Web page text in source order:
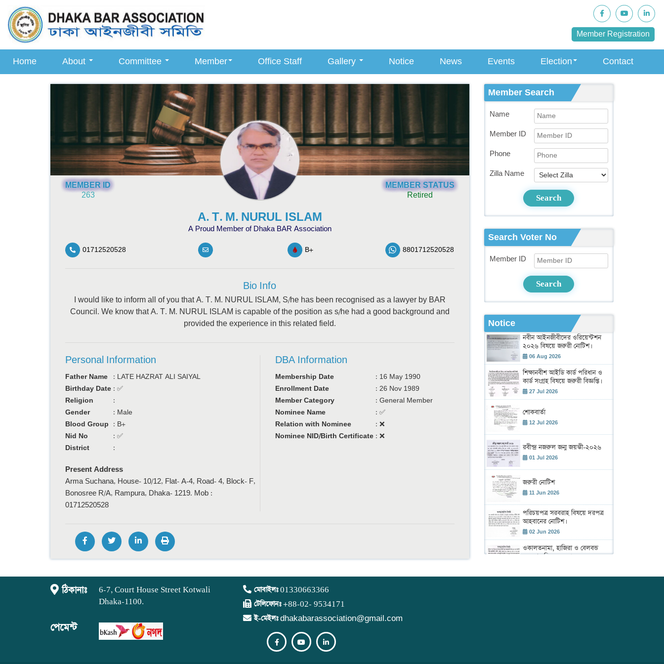
Member Registration
Home About Committee Member Office Staff Gallery Notice News Events Election Contact
MEMBER ID
263
MEMBER STATUS
Retired
A. T. M. NURUL ISLAM
A Proud Member of Dhaka BAR Association
01712520528 B+ 8801712520528
Bio Info
I would like to inform all of you that A. T. M. NURUL ISLAM, S/he has been recognised as a lawyer by BAR
Council. We know that A. T. M. NURUL ISLAM is capable of the position as s/he had a good background and
provided the experience in this related field.
Personal Information
Father Name : LATE HAZRAT ALI SAIYAL
Birthday Date : ✅
Religion
:
Gender
: Male
Blood Group
: B+
Nid No
: ✅
District
:
Present Address
Arma Suchana, House- 10/12, Flat- A-4, Road- 4, Block- F,
Bonosree R/A, Rampura, Dhaka- 1219. Mob :
01712520528
DBA Information
Membership Date : 16 May 1990
Enrollment Date
: 26 Nov 1989
Member Category
: General Member
Nominee Name
: ✅
Relation with Nominee
: ❌
Nominee NID/Birth Certificate : ❌
Member Search
Name
Member ID
Phone
Zilla Name
Search
Search Voter No
Member ID
Search
Notice
নবীন আইনজীবীদের ওরিয়েন্টশন
২০২৬ বিষয়ে জরুরী নোটিশ।
06 Aug 2026
শিক্ষানবীশ আইডি কার্ড পরিধান ও
কার্ড সংগ্রহ বিষয়ে জরুরী বিজ্ঞপ্তি।
27 Jul 2026
শোকবার্তা
12 Jul 2026
রবীন্দ্র নজরুল জন্ম জয়ন্তী-২০২৬
01 Jul 2026
জরুরী নোটিশ
11 Jun 2026
পরিচয়পত্র সরবরাহ বিষয়ে দরপত্র
আহবানের নোটিশ।
02 Jun 2026
ওকালতনামা, হাজিরা ও বেলবন্ড
সরবরাহ বিষয়ে দরপত্র।
ঠিকানাঃ
পেমেন্ট
6-7, Court House Street Kotwali
Dhaka-1100.
মোবাইলঃ01330663366
টেলিফোনঃ+88-02- 9534171
ই-মেইলঃdhakabarassociation@gmail.com